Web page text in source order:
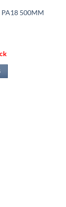
PA18 500MM